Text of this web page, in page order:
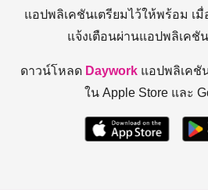
แอปพลิเคชันเตรียมไว้ให้พร้อม เ
แจ้งเตือนผ่านแอปพลิเค
ดาวน์โหลด Daywork แอปพลิเคชั
ใน Apple Store และ